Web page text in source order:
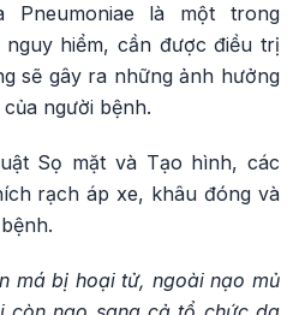
Pneumoniae là một trong
hiểm, cần được điều trị
sẽ gây ra những ảnh hưởng
người bệnh.
Sọ mặt và Tạo hình, các
rạch áp xe, khâu đóng và
má bị hoại tử, ngoài nạo mủ